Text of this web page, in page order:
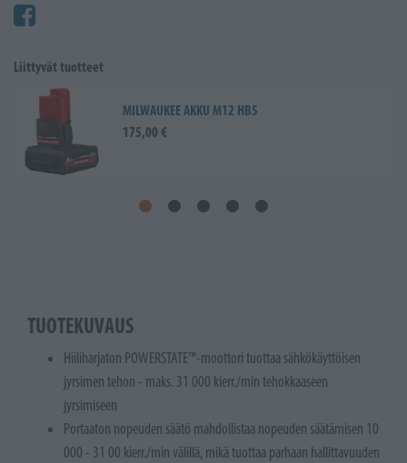
Liittyvät tuotteet
MILWAUKEE AKKU M12 HB5
175,00 €
TUOTEKUVAUS
Hiiliharjaton POWERSTATE™-moottori tuottaa sähkökäyttöisen
jyrsimen tehon - maks. 31 000 kierr./min tehokkaaseen
jyrsimiseen
Portaaton nopeuden säätö mahdollistaa nopeuden säätämisen 10
000 - 31 00 kierr./min välillä, mikä tuottaa parhaan hallittavuuden